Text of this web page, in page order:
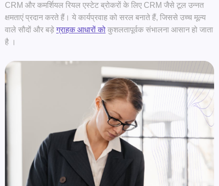
CRM और कमर्शियल रियल एस्टेट ब्रोकरों के लिए CRM जैसे टूल उन्नत
क्षमताएं प्रदान करते हैं। ये कार्यप्रवाह को सरल बनाते हैं, जिससे उच्च मूल्य
वाले सौदों और बड़े ग्राहक आधारों को कुशलतापूर्वक संभालना आसान हो जाता
है ।